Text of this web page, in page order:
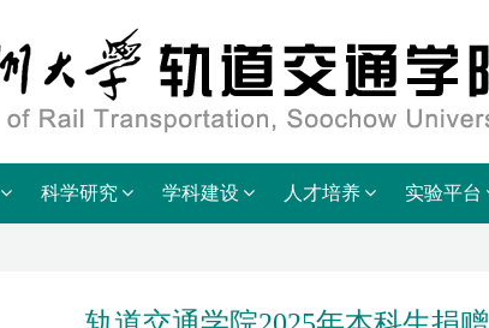
科学研究 学科建设 人才培养 实验平台